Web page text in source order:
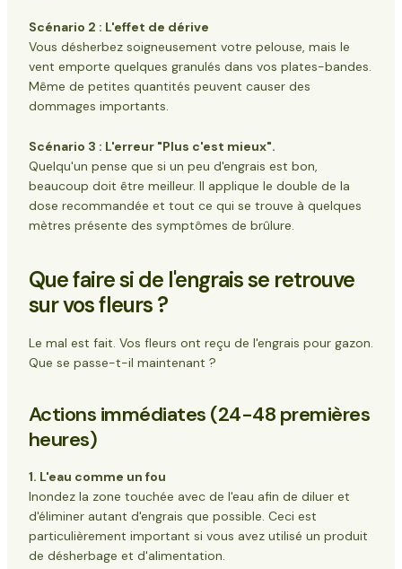
Scénario 2 : L'effet de dérive
Vous désherbez soigneusement votre pelouse, mais le
vent emporte quelques granulés dans vos plates-bandes.
Même de petites quantités peuvent causer des
dommages importants.
Scénario 3 : L'erreur "Plus c'est mieux".
Quelqu'un pense que si un peu d'engrais est bon,
beaucoup doit être meilleur. Il applique le double de la
dose recommandée et tout ce qui se trouve à quelques
mètres présente des symptômes de brûlure.
Que faire si de l'engrais se retrouve
sur vos fleurs ?
Le mal est fait. Vos fleurs ont reçu de l'engrais pour gazon.
Que se passe-t-il maintenant ?
Actions immédiates (24-48 premières
heures)
1. L'eau comme un fou
Inondez la zone touchée avec de l'eau afin de diluer et
d'éliminer autant d'engrais que possible. Ceci est
particulièrement important si vous avez utilisé un produit
de désherbage et d'alimentation.